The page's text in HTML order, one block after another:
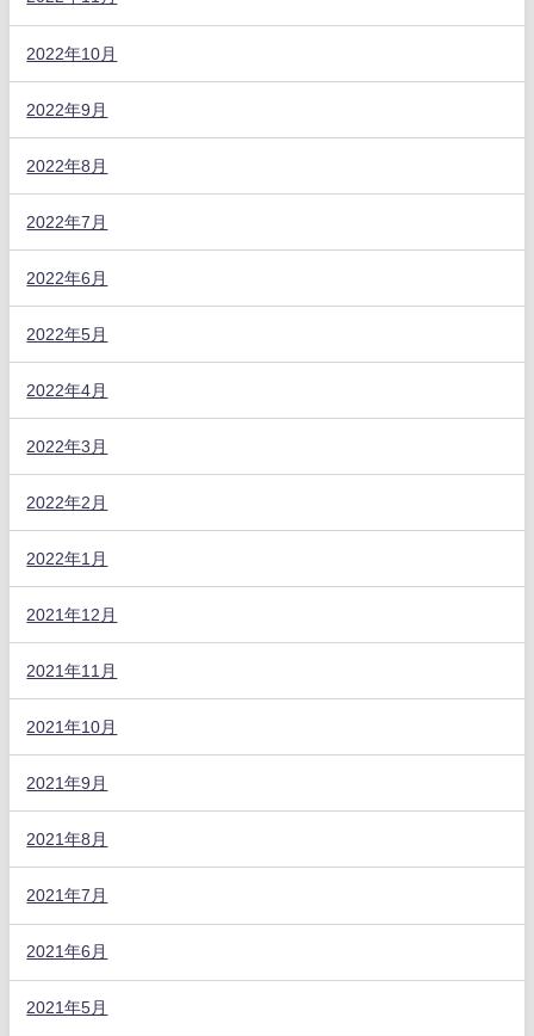
2022年10月
2022年9月
2022年8月
2022年7月
2022年6月
2022年5月
2022年4月
2022年3月
2022年2月
2022年1月
2021年12月
2021年11月
2021年10月
2021年9月
2021年8月
2021年7月
2021年6月
2021年5月